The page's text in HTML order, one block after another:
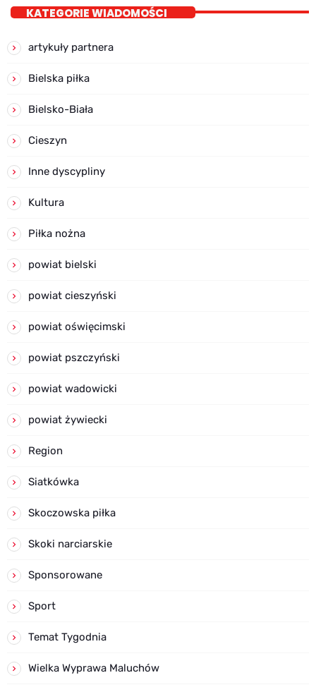
KATEGORIE WIADOMOŚCI
artykuły partnera
Bielska piłka
Bielsko-Biała
Cieszyn
Inne dyscypliny
Kultura
Piłka nożna
powiat bielski
powiat cieszyński
powiat oświęcimski
powiat pszczyński
powiat wadowicki
powiat żywiecki
Region
Siatkówka
Skoczowska piłka
Skoki narciarskie
Sponsorowane
Sport
Temat Tygodnia
Wielka Wyprawa Maluchów